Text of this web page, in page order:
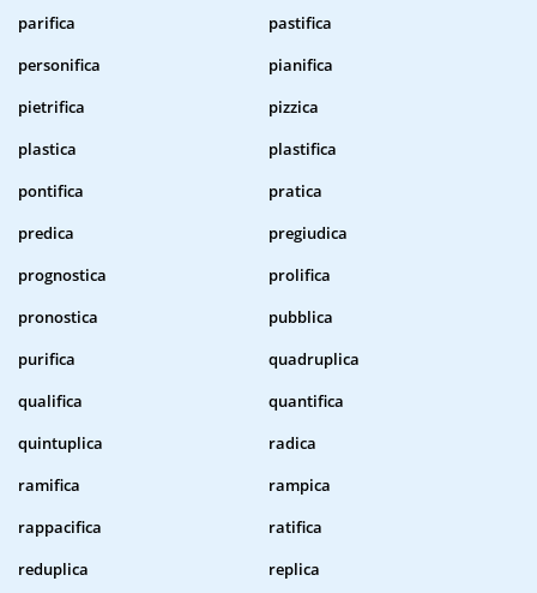
parifica
pastifica
personifica
pianifica
pietrifica
pizzica
plastica
plastifica
pontifica
pratica
predica
pregiudica
prognostica
prolifica
pronostica
pubblica
purifica
quadruplica
qualifica
quantifica
quintuplica
radica
ramifica
rampica
rappacifica
ratifica
reduplica
replica